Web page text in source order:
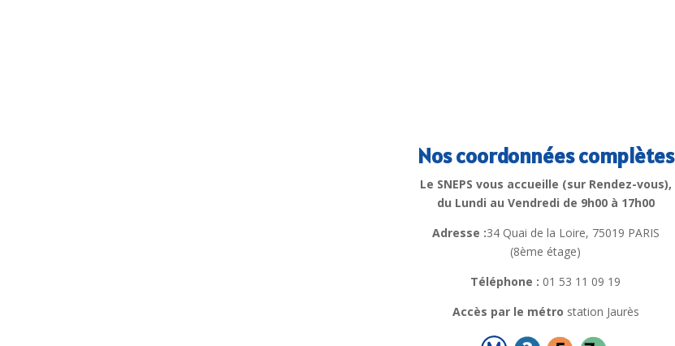
Nos coordonnées complètes
Le SNEPS vous accueille (sur Rendez-vous),
du Lundi au Vendredi de 9h00 à 17h00
Adresse :34 Quai de la Loire, 75019 PARIS
(8ème étage)
Téléphone : 01 53 11 09 19
Accès par le métro station Jaurès